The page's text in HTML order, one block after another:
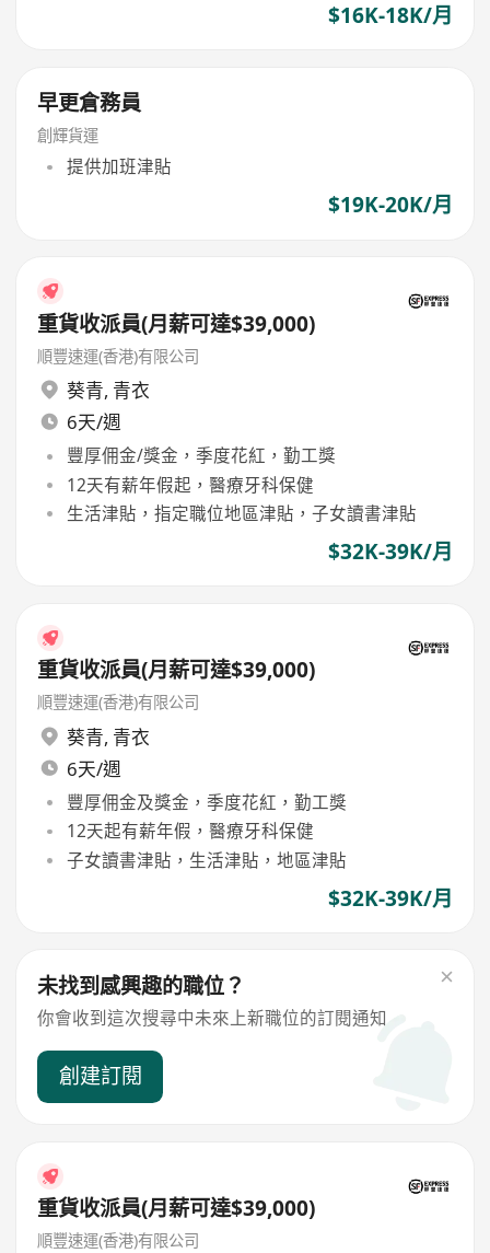
$16K-18K/月
早更倉務員
創輝貨運
提供加班津貼
$19K-20K/月
重貨收派員(月薪可達$39,000)
順豐速運(香港)有限公司
葵青, 青衣
6天/週
豐厚佣金/獎金，季度花紅，勤工獎
12天有薪年假起，醫療牙科保健
生活津貼，指定職位地區津貼，子女讀書津貼
$32K-39K/月
重貨收派員(月薪可達$39,000)
順豐速運(香港)有限公司
葵青, 青衣
6天/週
豐厚佣金及獎金，季度花紅，勤工獎
12天起有薪年假，醫療牙科保健
子女讀書津貼，生活津貼，地區津貼
$32K-39K/月
未找到感興趣的職位？
你會收到這次搜尋中未來上新職位的訂閱通知
創建訂閱
重貨收派員(月薪可達$39,000)
順豐速運(香港)有限公司